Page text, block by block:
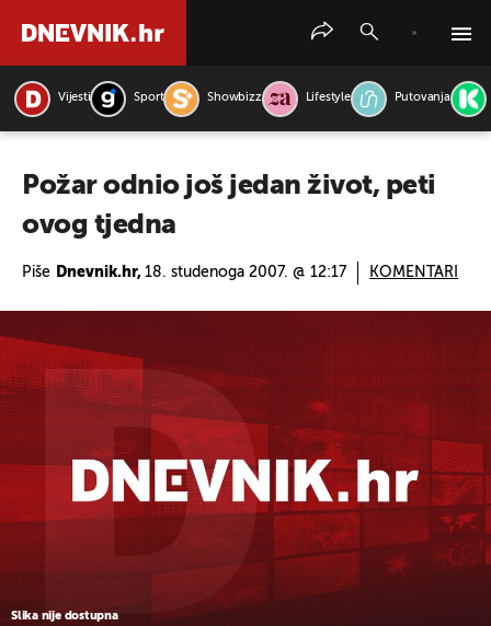
Vijesti Sport Showbizz Lifestyle Putovanja
Požar odnio još jedan život, peti
ovog tjedna
Piše Dnevnik.hr, 18. studenoga 2007. @ 12:17 KOMENTARI
Slika nije dostupna
PRETRAŽITE VIJESTI